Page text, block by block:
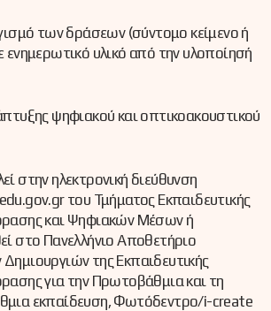
των δράσεων (σύντομο κείμενο ή
υλικό από την υλοποίησή
ψηφιακού και οπτικοακουστικού
στην ηλεκτρονική διεύθυνση
του Τμήματος Εκπαιδευτικής
και Ψηφιακών Μέσων ή
στο Πανελλήνιο Αποθετήριο
της Εκπαιδευτικής
για την Πρωτοβάθμια και τη
εκπαίδευση, Φωτόδεντρο/i-create